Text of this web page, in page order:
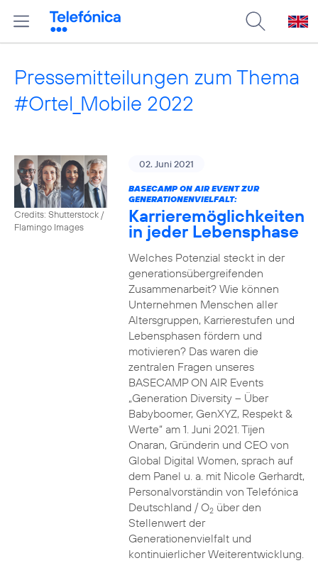
Pressemitteilungen zum Thema
#Ortel_Mobile 2022
Credits: Shutterstock /
Flamingo Images
02. Juni 2021
BASECAMP ON AIR EVENT ZUR
GENERATIONENVIELFALT:
Karrieremöglichkeiten
in jeder Lebensphase
Welches Potenzial steckt in der
generationsübergreifenden
Zusammenarbeit? Wie können
Unternehmen Menschen aller
Altersgruppen, Karrierestufen und
Lebensphasen fördern und
motivieren? Das waren die
zentralen Fragen unseres
BASECAMP ON AIR Events
„Generation Diversity – Über
Babyboomer, GenXYZ, Respekt &
Werte“ am 1. Juni 2021. Tijen
Onaran, Gründerin und CEO von
Global Digital Women, sprach auf
dem Panel u. a. mit Nicole Gerhardt,
Personalvorständin von Telefónica
Deutschland / O2über den
Stellenwert der
Generationenvielfalt und
kontinuierlicher Weiterentwicklung.